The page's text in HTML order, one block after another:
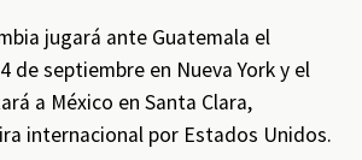
jugará ante Guatemala el
de septiembre en Nueva York y el
a México en Santa Clara,
internacional por Estados Unidos.